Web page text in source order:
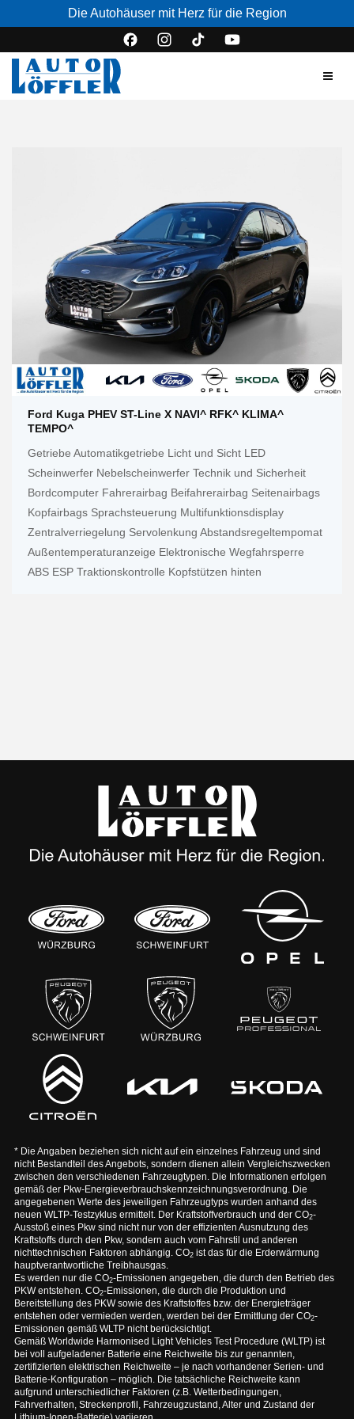
Die Autohäuser mit Herz für die Region
Ford Kuga PHEV ST-Line X NAVI^ RFK^ KLIMA^
TEMPO^
Getriebe Automatikgetriebe Licht und Sicht LED
Scheinwerfer Nebelscheinwerfer Technik und Sicherheit
Bordcomputer Fahrerairbag Beifahrerairbag Seitenairbags
Kopfairbags Sprachsteuerung Multifunktionsdisplay
Zentralverriegelung Servolenkung Abstandsregeltempomat
Außentemperaturanzeige Elektronische Wegfahrsperre
ABS ESP Traktionskontrolle Kopfstützen hinten
* Die Angaben beziehen sich nicht auf ein einzelnes Fahrzeug und sind
nicht Bestandteil des Angebots, sondern dienen allein Vergleichszwecken
zwischen den verschiedenen Fahrzeugtypen. Die Informationen erfolgen
gemäß der Pkw-Energieverbrauchskennzeichnungsverordnung. Die
angegebenen Werte des jeweiligen Fahrzeugtyps wurden anhand des
neuen WLTP-Testzyklus ermittelt. Der Kraftstoffverbrauch und der CO2-
Ausstoß eines Pkw sind nicht nur von der effizienten Ausnutzung des
Kraftstoffs durch den Pkw, sondern auch vom Fahrstil und anderen
nichttechnischen Faktoren abhängig. CO2ist das für die Erderwärmung
hauptverantwortliche Treibhausgas.
Es werden nur die CO2-Emissionen angegeben, die durch den Betrieb des
PKW entstehen. CO2-Emissionen, die durch die Produktion und
Bereitstellung des PKW sowie des Kraftstoffes bzw. der Energieträger
entstehen oder vermieden werden, werden bei der Ermittlung der CO2-
Emissionen gemäß WLTP nicht berücksichtigt.
Gemäß Worldwide Harmonised Light Vehicles Test Procedure (WLTP) ist
bei voll aufgeladener Batterie eine Reichweite bis zur genannten,
zertifizierten elektrischen Reichweite – je nach vorhandener Serien- und
Batterie-Konfiguration – möglich. Die tatsächliche Reichweite kann
aufgrund unterschiedlicher Faktoren (z.B. Wetterbedingungen,
Fahrverhalten, Streckenprofil, Fahrzeugzustand, Alter und Zustand der